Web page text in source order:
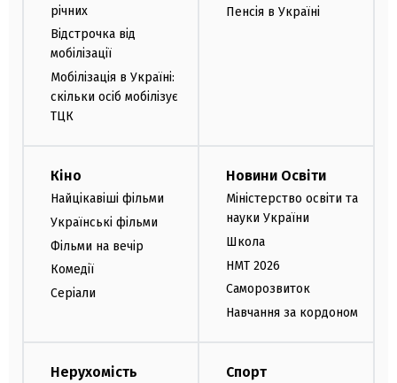
річних
Відстрочка від
мобілізації
Мобілізація в Україні:
скільки осіб мобілізує
ТЦК
Пенсія в Україні
Кіно
Найцікавіші фільми
Українські фільми
Фільми на вечір
Комедії
Серіали
Новини Освіти
Міністерство освіти та
науки України
Школа
НМТ 2026
Саморозвиток
Навчання за кордоном
Нерухомість Спорт